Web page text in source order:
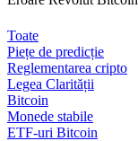
Toate
Piețe de predicție
Reglementarea cripto
Legea Clarității
Bitcoin
Monede stabile
ETF-uri Bitcoin